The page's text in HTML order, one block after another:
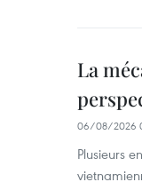
La
06/08/2026
Plusieurs